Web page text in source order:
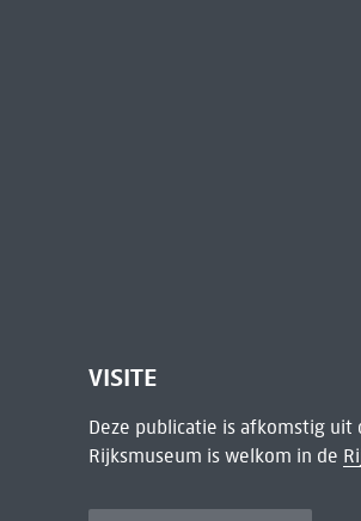
VISITE
Deze publicatie is afkomstig
Rijksmuseum is welkom in de